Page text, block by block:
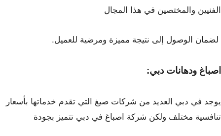
الفنيين والمختصين في هذا المجال
لضمان الوصول إلى نتيجة مميزة ومرضية للعميل.
اصباغ ودهانات دبي:
يوجد في دبي العديد من شركات صبغ التي تقدم خدماتها بأسعار
تنافسية مختلف ولكن شركة اصباغ في دبي تتميز بجودة